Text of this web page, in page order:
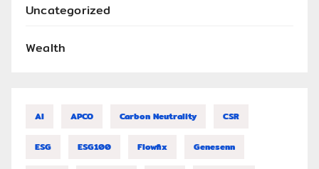
Uncategorized
Wealth
AI APCO Carbon Neutrality CSR
ESG ESG100 Flowfix Genesenn